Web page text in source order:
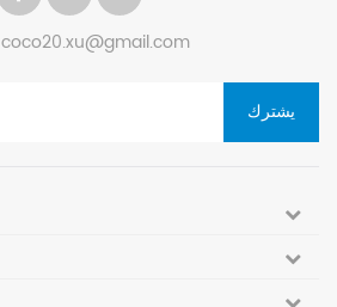
coco20.xu@gmail.com
يشترك